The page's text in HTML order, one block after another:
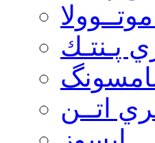
پـنتـك
اتــن